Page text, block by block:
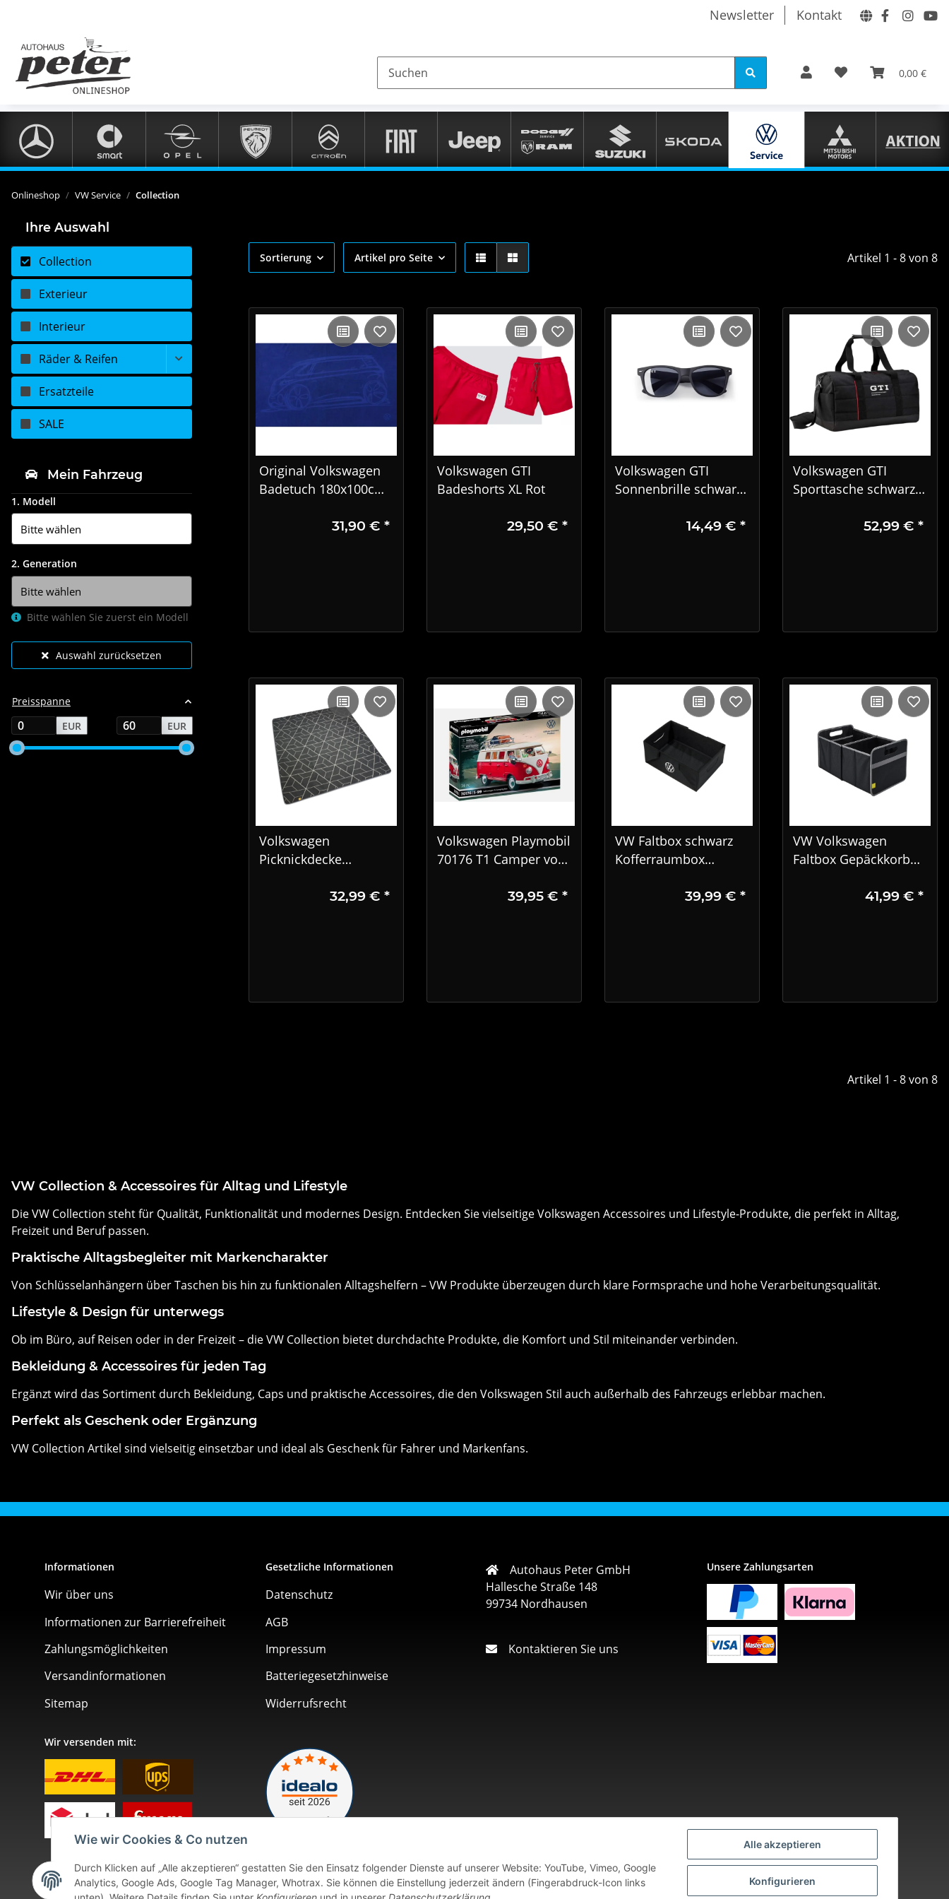
Alle akzeptieren
Konfigurieren
Wie wir Cookies & Co nutzen
Durch Klicken auf „Alle akzeptieren“ gestatten Sie den Einsatz folgender Dienste auf unserer Website: YouTube, Vimeo, Google
Analytics, Google Ads, Google Tag Manager, Whotrax. Sie können die Einstellung jederzeit ändern (Fingerabdruck-Icon links
Newsletter Kontakt
0,00 €
Onlineshop VW Service Collection
Sortierung Artikel pro Seite Artikel 1 - 8 von 8
Original Volkswagen
Badetuch 180x100cm
31,90 € *
Volkswagen GTI
Badeshorts XL Rot
29,50 € *
Volkswagen GTI
Sonnenbrille schwarz
14,49 € *
Volkswagen GTI
Sporttasche schwarz
52,99 € *
Volkswagen
Picknickdecke
32,99 € *
Volkswagen Playmobil
70176 T1 Camper von
39,95 € *
VW Faltbox schwarz
Kofferraumbox
39,99 € *
VW Volkswagen
Faltbox Gepäckkorb
41,99 € *
Artikel 1 - 8 von 8
Ihre Auswahl
Collection
Exterieur
Interieur
Räder & Reifen
Ersatzteile
SALE
Mein Fahrzeug
1. Modell
2. Generation
Bitte wählen Sie zuerst ein Modell
Auswahl zurücksetzen
Preisspanne
EUR
EUR
VW Collection & Accessoires für Alltag und Lifestyle
Die VW Collection steht für Qualität, Funktionalität und modernes Design. Entdecken Sie vielseitige Volkswagen Accessoires und Lifestyle-Produkte, die perfekt in Alltag,
Freizeit und Beruf passen.
Praktische Alltagsbegleiter mit Markencharakter
Von Schlüsselanhängern über Taschen bis hin zu funktionalen Alltagshelfern – VW Produkte überzeugen durch klare Formsprache und hohe Verarbeitungsqualität.
Lifestyle & Design für unterwegs
Ob im Büro, auf Reisen oder in der Freizeit – die VW Collection bietet durchdachte Produkte, die Komfort und Stil miteinander verbinden.
Bekleidung & Accessoires für jeden Tag
Ergänzt wird das Sortiment durch Bekleidung, Caps und praktische Accessoires, die den Volkswagen Stil auch außerhalb des Fahrzeugs erlebbar machen.
Perfekt als Geschenk oder Ergänzung
VW Collection Artikel sind vielseitig einsetzbar und ideal als Geschenk für Fahrer und Markenfans.
Informationen
Wir über uns
Informationen zur Barrierefreiheit
Zahlungsmöglichkeiten
Versandinformationen
Sitemap
Gesetzliche Informationen
Datenschutz
AGB
Impressum
Batteriegesetzhinweise
Widerrufsrecht
Autohaus Peter GmbH
Hallesche Straße 148
99734 Nordhausen
Kontaktieren Sie uns
Unsere Zahlungsarten
Wir versenden mit:
Vertrag widerrufen